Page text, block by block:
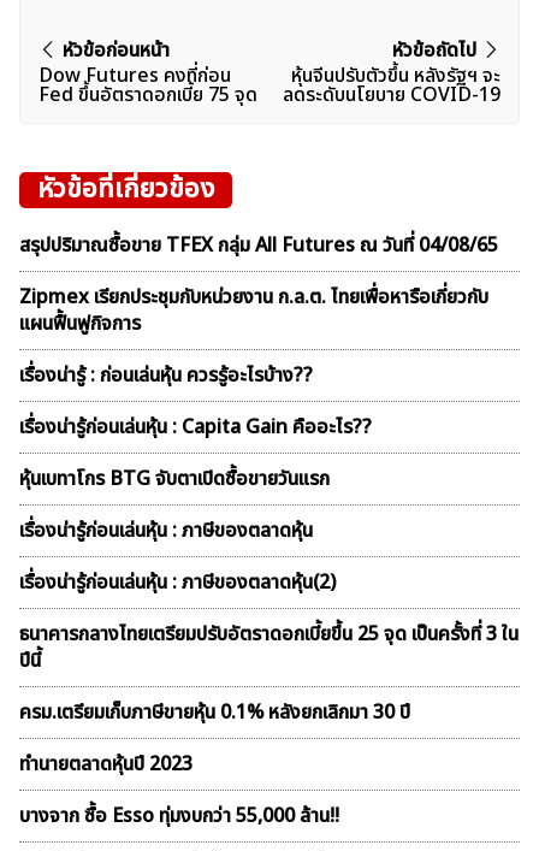
แนะแนว
เรื่อง
หัวข้อก่อนหน้า
Dow Futures คงที่ก่อน
Fed ขึ้นอัตราดอกเบี้ย 75 จุด
หัวข้อถัดไป
หุ้นจีนปรับตัวขึ้น หลังรัฐฯ จะ
ลดระดับนโยบาย COVID-19
หัวข้อที่เกี่ยวข้อง
สรุปปริมาณซื้อขาย TFEX กลุ่ม All Futures ณ วันที่ 04/08/65
Zipmex เรียกประชุมกับหน่วยงาน ก.ล.ต. ไทยเพื่อหารือเกี่ยวกับ
แผนฟื้นฟูกิจการ
เรื่องน่ารู้ : ก่อนเล่นหุ้น ควรรู้อะไรบ้าง??
เรื่องน่ารู้ก่อนเล่นหุ้น : Capita Gain คืออะไร??
หุ้นเบทาโกร BTG จับตาเปิดซื้อขายวันแรก
เรื่องน่ารู้ก่อนเล่นหุ้น : ภาษีของตลาดหุ้น
เรื่องน่ารู้ก่อนเล่นหุ้น : ภาษีของตลาดหุ้น(2)
ธนาคารกลางไทยเตรียมปรับอัตราดอกเบี้ยขึ้น 25 จุด เป็นครั้งที่ 3 ใน
ปีนี้
ครม.เตรียมเก็บภาษีขายหุ้น 0.1% หลังยกเลิกมา 30 ปี
ทำนายตลาดหุ้นปี 2023
บางจาก ซื้อ Esso ทุ่มงบกว่า 55,000 ล้าน!!